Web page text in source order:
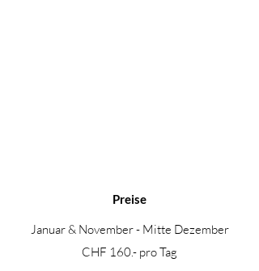
Preise
Januar & November - Mitte Dezember
CHF 160.- pro Tag